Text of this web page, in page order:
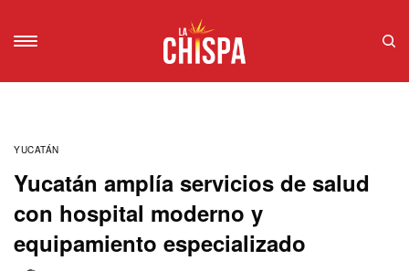
YUCATÁN
Yucatán amplía servicios de salud
con hospital moderno y
equipamiento especializado